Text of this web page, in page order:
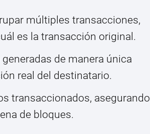
múltiples transacciones,
es la transacción original.
de manera única
real del destinatario.
transaccionados, asegurando
de bloques.